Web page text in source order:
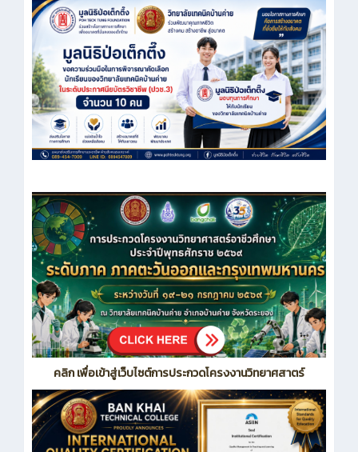
คลิก เพื่อเข้าสู่เว็บไซต์การประกวดโครงงานวิทยาศสาตร์